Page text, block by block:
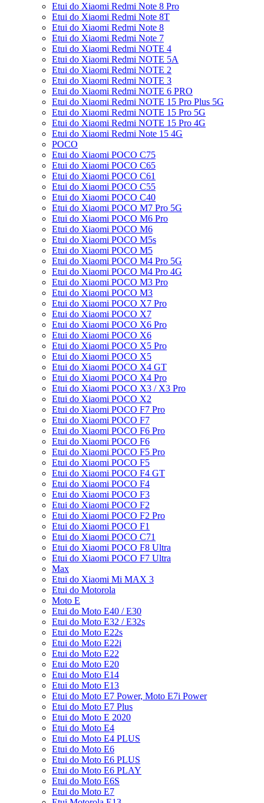
Etui do Xiaomi Redmi Note 8 Pro
Etui do Xiaomi Redmi Note 8T
Etui do Xiaomi Redmi Note 8
Etui do Xiaomi Redmi Note 7
Etui do Xiaomi Redmi NOTE 4
Etui do Xiaomi Redmi NOTE 5A
Etui do Xiaomi Redmi NOTE 2
Etui do Xiaomi Redmi NOTE 3
Etui do Xiaomi Redmi NOTE 6 PRO
Etui do Xiaomi Redmi NOTE 15 Pro Plus 5G
Etui do Xiaomi Redmi NOTE 15 Pro 5G
Etui do Xiaomi Redmi NOTE 15 Pro 4G
Etui do Xiaomi Redmi Note 15 4G
POCO
Etui do Xiaomi POCO C75
Etui do Xiaomi POCO C65
Etui do Xiaomi POCO C61
Etui do Xiaomi POCO C55
Etui do Xiaomi POCO C40
Etui do Xiaomi POCO M7 Pro 5G
Etui do Xiaomi POCO M6 Pro
Etui do Xiaomi POCO M6
Etui do Xiaomi POCO M5s
Etui do Xiaomi POCO M5
Etui do Xiaomi POCO M4 Pro 5G
Etui do Xiaomi POCO M4 Pro 4G
Etui do Xiaomi POCO M3 Pro
Etui do Xiaomi POCO M3
Etui do Xiaomi POCO X7 Pro
Etui do Xiaomi POCO X7
Etui do Xiaomi POCO X6 Pro
Etui do Xiaomi POCO X6
Etui do Xiaomi POCO X5 Pro
Etui do Xiaomi POCO X5
Etui do Xiaomi POCO X4 GT
Etui do Xiaomi POCO X4 Pro
Etui do Xiaomi POCO X3 / X3 Pro
Etui do Xiaomi POCO X2
Etui do Xiaomi POCO F7 Pro
Etui do Xiaomi POCO F7
Etui do Xiaomi POCO F6 Pro
Etui do Xiaomi POCO F6
Etui do Xiaomi POCO F5 Pro
Etui do Xiaomi POCO F5
Etui do Xiaomi POCO F4 GT
Etui do Xiaomi POCO F4
Etui do Xiaomi POCO F3
Etui do Xiaomi POCO F2
Etui do Xiaomi POCO F2 Pro
Etui do Xiaomi POCO F1
Etui do Xiaomi POCO C71
Etui do Xiaomi POCO F8 Ultra
Etui do Xiaomi POCO F7 Ultra
Max
Etui do Xiaomi Mi MAX 3
Etui do Motorola
Moto E
Etui do Moto E40 / E30
Etui do Moto E32 / E32s
Etui do Moto E22s
Etui do Moto E22i
Etui do Moto E22
Etui do Moto E20
Etui do Moto E14
Etui do Moto E13
Etui do Moto E7 Power, Moto E7i Power
Etui do Moto E7 Plus
Etui do Moto E 2020
Etui do Moto E4
Etui do Moto E4 PLUS
Etui do Moto E6
Etui do Moto E6 PLUS
Etui do Moto E6 PLAY
Etui do Moto E6S
Etui do Moto E7